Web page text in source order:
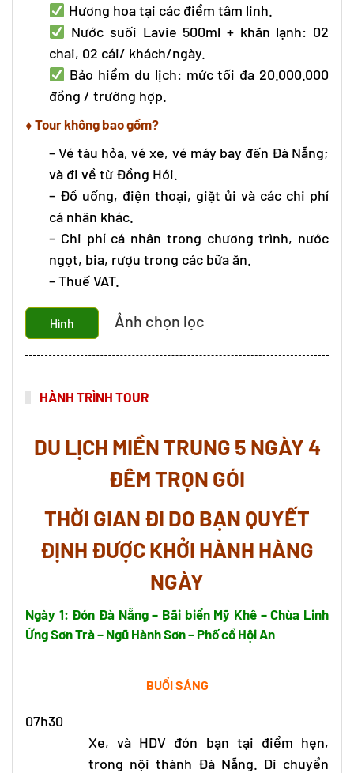
Hương hoa tại các điểm tâm linh.
Nước suối Lavie 500ml + khăn lạnh: 02
chai, 02 cái/ khách/ngày.
Bảo hiểm du lịch: mức tối đa 20.000.000
đồng / trường hợp.
♦ Tour không bao gồm?
– Vé tàu hỏa, vé xe, vé máy bay đến Đà Nẵng;
và đi về từ Đồng Hới.
– Đồ uống, điện thoại, giặt ủi và các chi phí
cá nhân khác.
– Chi phí cá nhân trong chương trình, nước
ngọt, bia, rượu trong các bữa ăn.
– Thuế VAT.
Hình Ảnh chọn lọc
HÀNH TRÌNH TOUR
DU LỊCH MIỀN TRUNG 5 NGÀY 4
ĐÊM TRỌN GÓI
THỜI GIAN ĐI DO BẠN QUYẾT
ĐỊNH ĐƯỢC KHỞI HÀNH HÀNG
NGÀY
Ngày 1: Đón Đà Nẵng – Bãi biển Mỹ Khê – Chùa Linh
Ứng Sơn Trà – Ngũ Hành Sơn – Phố cổ Hội An
BUỔI SÁNG
07h30
Xe, và HDV đón bạn tại điểm hẹn,
trong nội thành Đà Nẵng. Di chuyển